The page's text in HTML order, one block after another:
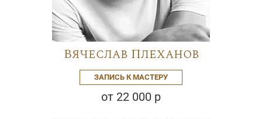
Вячеслав Плеханов
ЗАПИСЬ К МАСТЕРУ
от 22 000 р